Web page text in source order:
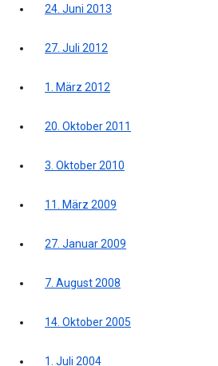
24. Juni 2013
27. Juli 2012
1. März 2012
20. Oktober 2011
3. Oktober 2010
11. März 2009
27. Januar 2009
7. August 2008
14. Oktober 2005
1. Juli 2004